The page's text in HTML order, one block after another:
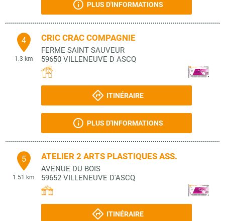
PLUS D'INFORMATIONS
4
1.3 km
CRIC CRAC COMPAGNIE
FERME SAINT SAUVEUR
59650 VILLENEUVE D ASCQ
ITINÉRAIRE
PLUS D'INFORMATIONS
5
1.51 km
ATELIER 2 ARTS PLASTIQUES ASS.
AVENUE DU BOIS
59652 VILLENEUVE D'ASCQ
ITINÉRAIRE